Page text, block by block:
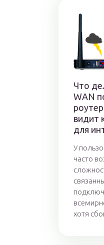
Что
WAN
видит
для
У
часто
хотя